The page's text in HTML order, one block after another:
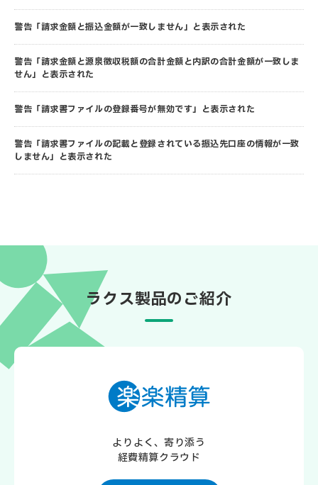
警告「請求金額と振込金額が一致しません」と表示された
警告「請求金額と源泉徴収税額の合計金額と内訳の合計金額が一致しま
せん」と表示された
警告「請求書ファイルの登録番号が無効です」と表示された
警告「請求書ファイルの記載と登録されている振込先口座の情報が一致
しません」と表示された
ラクス製品のご紹介
よりよく、寄り添う
経費精算クラウド